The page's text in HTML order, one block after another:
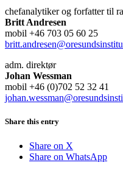
chefanalytiker og forfatter til
Britt Andresen
mobil +46 703 05 60 25
adm. direktør
Johan Wessman
mobil +46 (0)702 52 32 41
Share this entry
Share on X
Share on WhatsApp